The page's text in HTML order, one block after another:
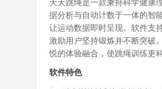
天天跳绳是一款秉持科学健康
据分析与自动计数于一体的智
让运动数据即时呈现。软件支
激励用户坚持锻炼并不断突破
悦的体验融合，使跳绳训练更
软件特色